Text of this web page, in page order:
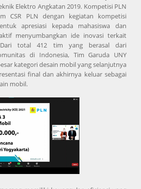
Elektro Angkatan 2019. Kompetisi PLN
CSR PLN dengan kegiatan kompetisi
apresiasi kepada mahasiswa dan
menyumbangkan ide inovasi terkait
Dari total 412 tim yang berasal dari
di Indonesia, Tim Garuda UNY
kategori desain mobil yang selanjutnya
final dan akhirnya keluar sebagai
mobil.